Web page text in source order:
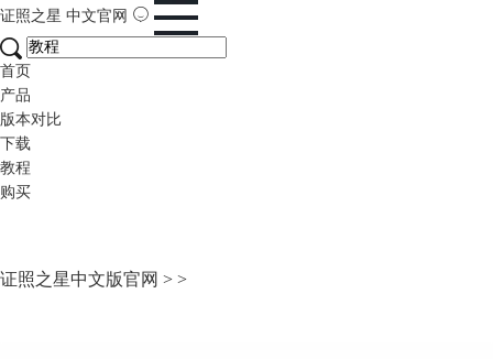
证照之星 中文官网
首页
产品
版本对比
下载
教程
购买
证照之星中文版官网 > >